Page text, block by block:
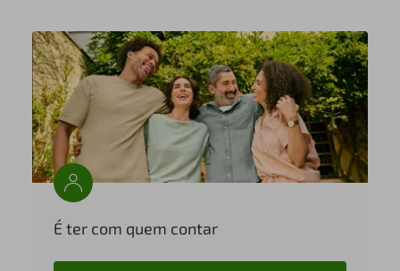
É ter com quem contar